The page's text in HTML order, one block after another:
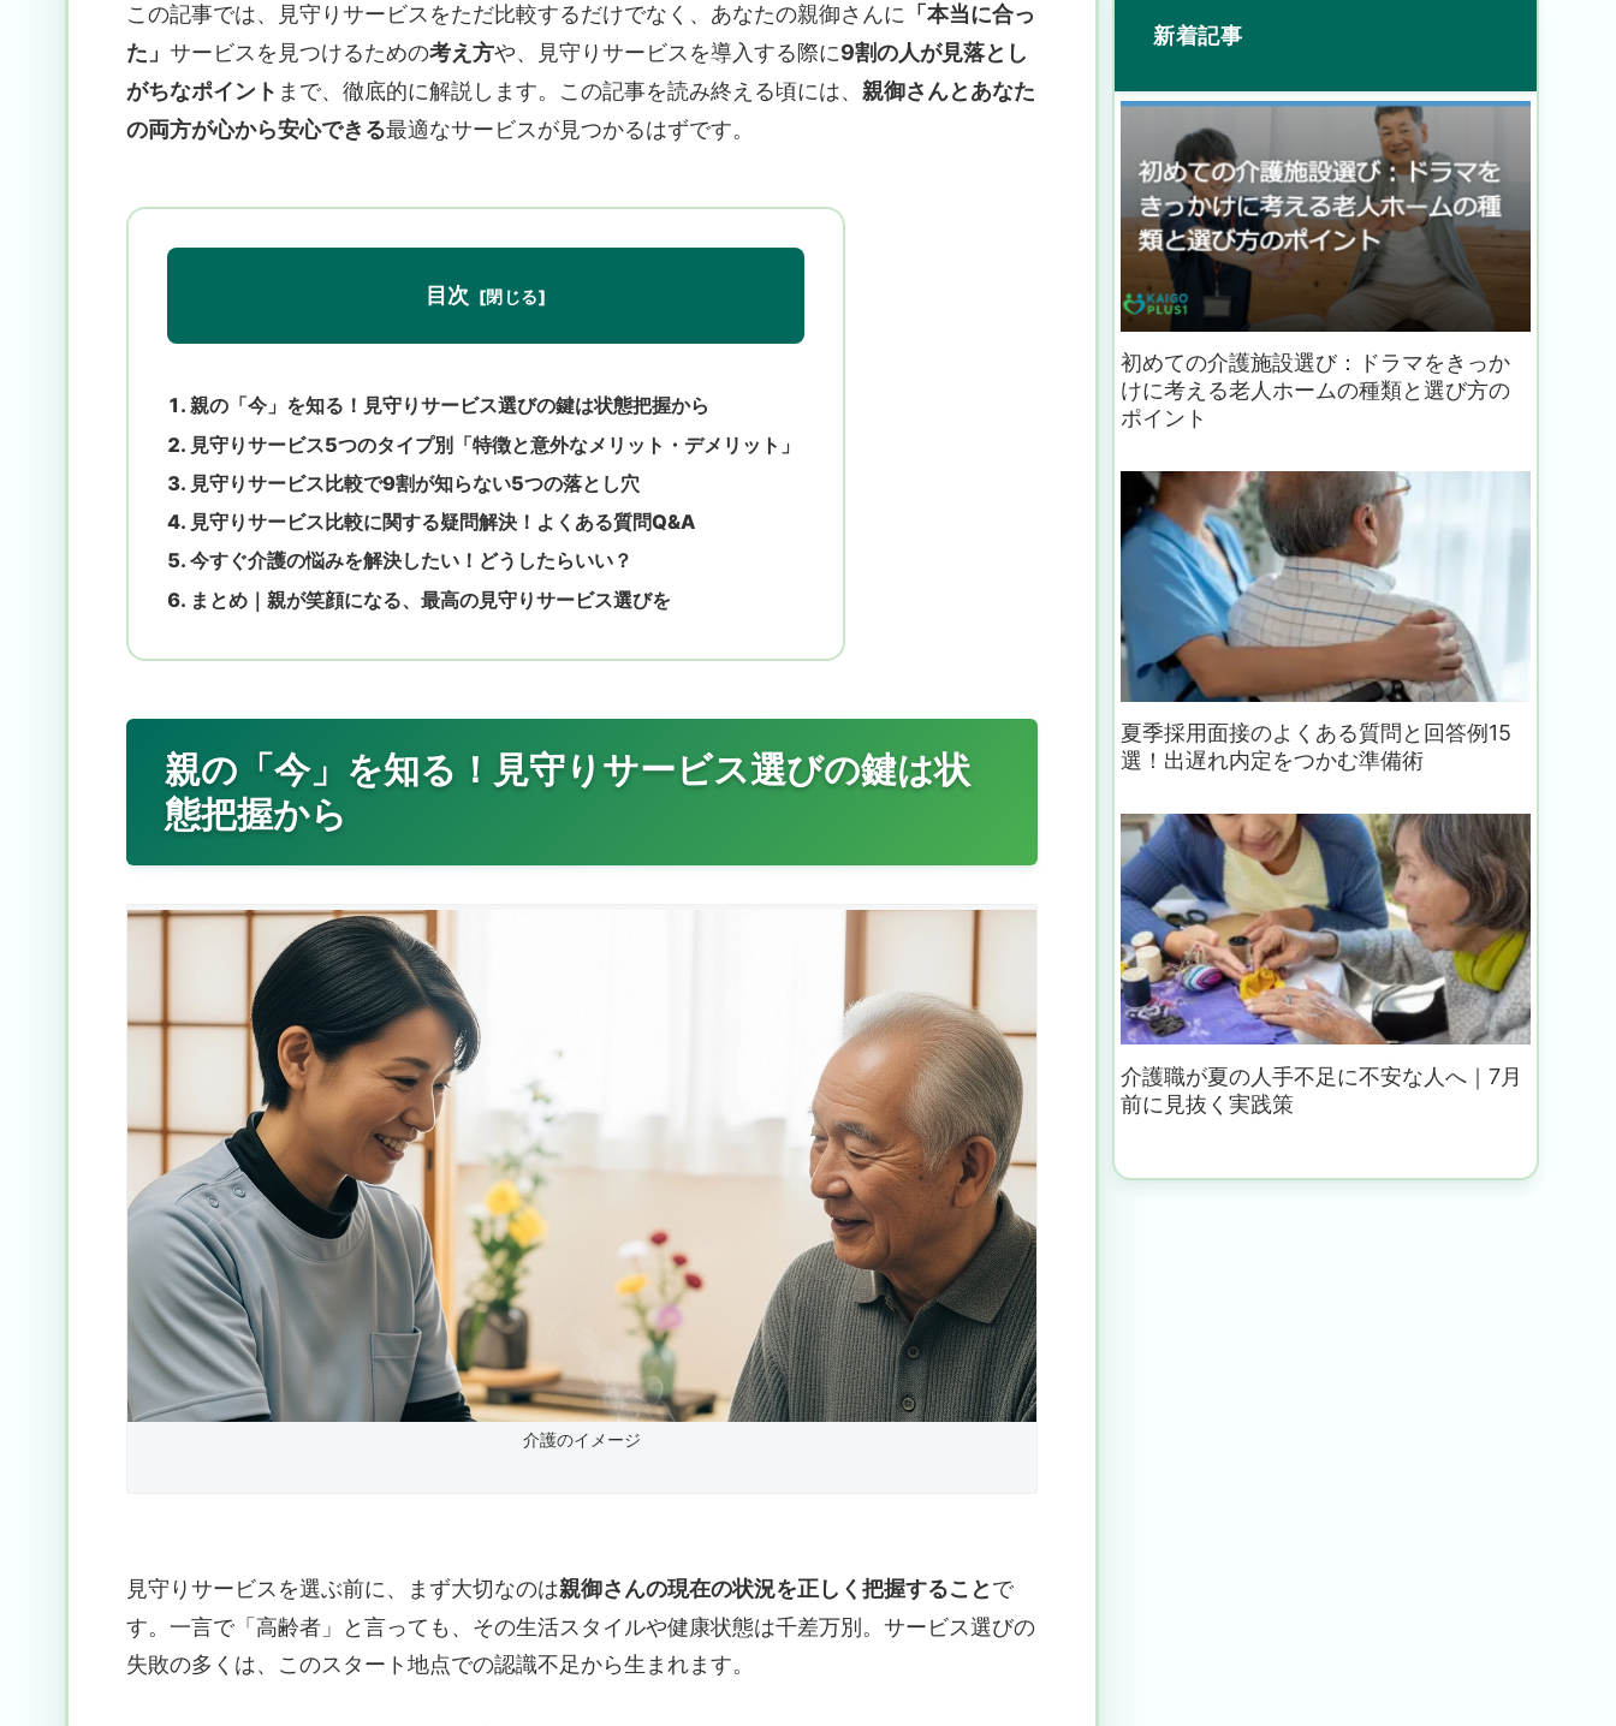
この記事では、見守りサービスをただ比較するだけでなく、あなたの親御さんに 「本当に合っ
た」 サービスを見つけるための考え方や、見守りサービスを導入する際に9割の人が見落とし
がちなポイント まで、徹底的に解説します。この記事を読み終える頃には、 親御さんとあなた
の両方が心から安心できる最適なサービスが見つかるはずです。
目次
親の「今」を知る！見守りサービス選びの鍵は状態把握から
見守りサービス5つのタイプ別「特徴と意外なメリット・デメリット」
見守りサービス比較で9割が知らない5つの落とし穴
見守りサービス比較に関する疑問解決！よくある質問Q&A
今すぐ介護の悩みを解決したい！どうしたらいい？
まとめ｜親が笑顔になる、最高の見守りサービス選びを
親の「今」を知る！見守りサービス選びの鍵は状
態把握から
介護のイメージ
見守りサービスを選ぶ前に、まず大切なのは親御さんの現在の状況を正しく把握することで
す。一言で「高齢者」と言っても、その生活スタイルや健康状態は千差万別。サービス選びの
失敗の多くは、このスタート地点での認識不足から生まれます。
新着記事
初めての介護施設選び：ドラマをきっか
けに考える老人ホームの種類と選び方の
ポイント
夏季採用面接のよくある質問と回答例15
選！出遅れ内定をつかむ準備術
介護職が夏の人手不足に不安な人へ｜7月
前に見抜く実践策